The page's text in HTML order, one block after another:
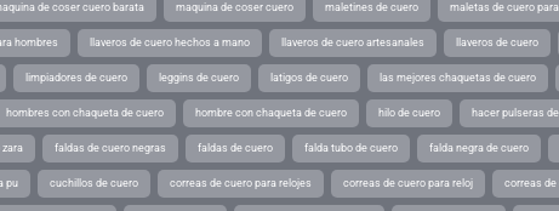
de coser cuero barata maquina de coser cuero maletines de cuero maletas de cuero
hombres llaveros de cuero hechos a mano llaveros de cuero artesanales llaveros de cuero
limpiadores de cuero leggins de cuero latigos de cuero las mejores chaquetas de cuero
hombres con chaqueta de cuero hombre con chaqueta de cuero hilo de cuero hacer pulseras
zara faldas de cuero negras faldas de cuero falda tubo de cuero falda negra de cuero
pu cuchillos de cuero correas de cuero para relojes correas de cuero para reloj correas de